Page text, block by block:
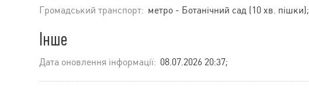
Громадський транспорт: метро - Ботанічний сад (10 хв. пішки);
Інше
Дата оновлення інформації: 08.07.2026 20:37;